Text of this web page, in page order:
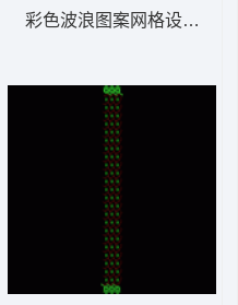
彩色波浪图案网格设计 窗